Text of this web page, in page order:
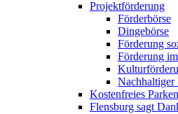
Projektförderung
Förderbörse
Dingebörse
Förderung
Förderung
Kostenfreies
Flensburg sagt